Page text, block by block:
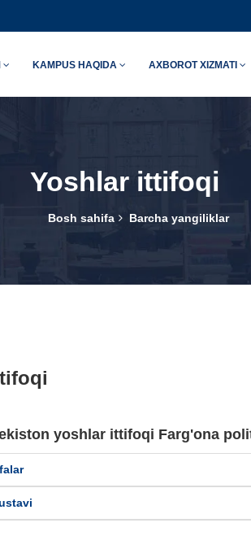
KAMPUS HAQIDA AXBOROT XIZMATI
Yoshlar ittifoqi
Bosh sahifa Barcha yangiliklar
yoshlar ittifoqi Farg'ona